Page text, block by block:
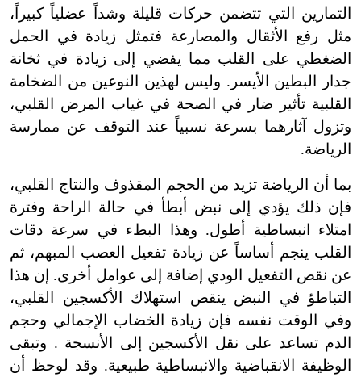
التمارين التي تتضمن حركات قليلة وشداً عضلياً كبيراً،
مثل رفع الأثقال والمصارعة فتمثل زيادة في الحمل
الضغطي على القلب مما يفضي إلى زيادة في ثخانة
جدار البطين الأيسر. وليس لهذين النوعين من الضخامة
القلبية تأثير ضار في الصحة في غياب المرض القلبي،
وتزول آثارهما بسرعة نسبياً عند التوقف عن ممارسة
الرياضة.
بما أن الرياضة تزيد من الحجم المقذوف والنتاج القلبي،
فإن ذلك يؤدي إلى نبض أبطأ في حالة الراحة وفترة
امتلاء انبساطية أطول. وهذا البطء في سرعة دقات
القلب ينجم أساساً عن زيادة تفعيل العصب المبهم، ثم
عن نقص التفعيل الودي إضافة إلى عوامل أخرى. إن هذا
التباطؤ في النبض ينقص استهلاك الأكسجين القلبي،
وفي الوقت نفسه فإن زيادة الخضاب الإجمالي وحجم
الدم تساعد على نقل الأكسجين إلى الأنسجة . وتبقى
الوظيفة الانقباضية والانبساطية طبيعية. وقد لوحظ أن